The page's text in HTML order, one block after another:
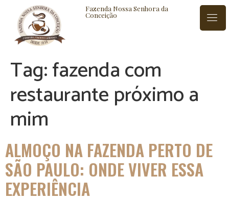
Fazenda Nossa Senhora da
Conceição
BLOG CONTATO
Tag:fazenda com
restaurante próximo a
mim
ALMOÇO NA FAZENDA PERTO DE
SÃO PAULO: ONDE VIVER ESSA
EXPERIÊNCIA